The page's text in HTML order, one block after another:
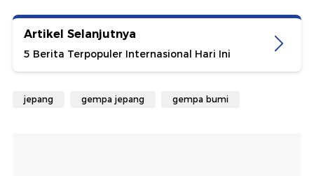
Artikel Selanjutnya
5 Berita Terpopuler Internasional Hari Ini
jepang gempa jepang gempa bumi